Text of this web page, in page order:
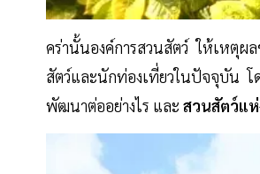
คร่านั้นองค์การสวนสัตว์ ให้เหตุผ
สัตว์และนักท่องเที่ยวในปัจจุบัน
พัฒนาต่ออย่างไร และ สวนสัตว์แ